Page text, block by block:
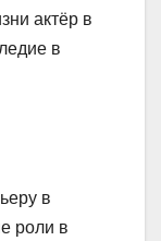
актёр в
в
в
роли в